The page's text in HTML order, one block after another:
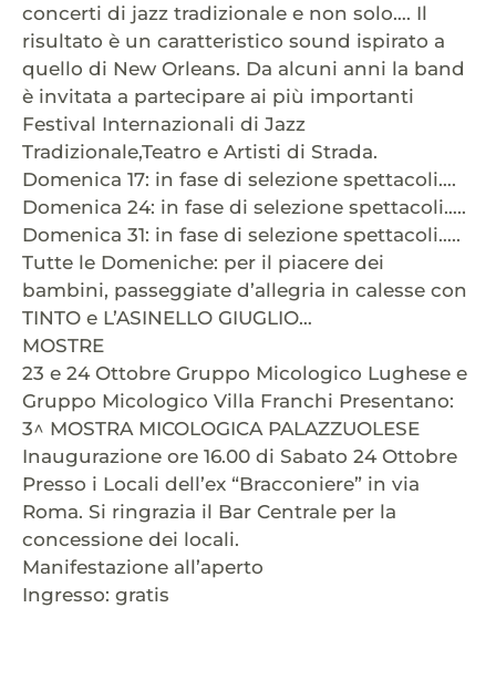
concerti di jazz tradizionale e non solo…. Il
risultato è un caratteristico sound ispirato a
quello di New Orleans. Da alcuni anni la band
è invitata a partecipare ai più importanti
Festival Internazionali di Jazz
Tradizionale,Teatro e Artisti di Strada.
Domenica 17: in fase di selezione spettacoli….
Domenica 24: in fase di selezione spettacoli…..
Domenica 31: in fase di selezione spettacoli…..
Tutte le Domeniche: per il piacere dei
bambini, passeggiate d’allegria in calesse con
TINTO e L’ASINELLO GIUGLIO…
MOSTRE
23 e 24 Ottobre Gruppo Micologico Lughese e
Gruppo Micologico Villa Franchi Presentano:
3^ MOSTRA MICOLOGICA PALAZZUOLESE
Inaugurazione ore 16.00 di Sabato 24 Ottobre
Presso i Locali dell’ex “Bracconiere” in via
Roma. Si ringrazia il Bar Centrale per la
concessione dei locali.
Manifestazione all’aperto
Ingresso: gratis